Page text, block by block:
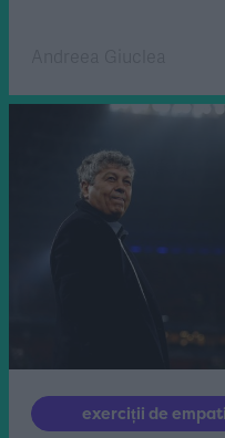
exerciții de